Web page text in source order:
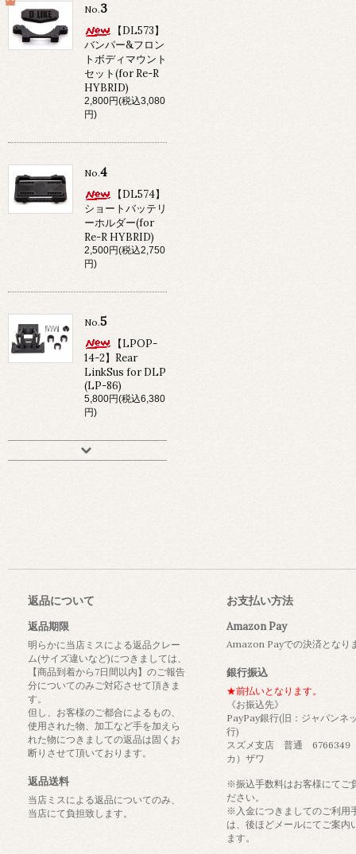
No.3
【DL573】
バンパー&フロン
トボディマウント
セット(for Re-R
HYBRID)
2,800円(税込3,080
円)
No.4
【DL574】
ショートバッテリ
ーホルダー(for
Re-R HYBRID)
2,500円(税込2,750
円)
No.5
【LPOP-
14-2】Rear
LinkSus for DLP
(LP-86)
5,800円(税込6,380
円)
返品について
返品期限
明らかに当店ミスによる返品クレー
ム(サイズ違いなど)につきましては、
【商品到着から7日間以内】のご報告
分についてのみご対応させて頂きま
す。
但し、お客様のご都合によるもの、
使用された物、加工など手を加えら
れた物につきましての返品は固くお
断りさせて頂いております。
返品送料
当店ミスによる返品についてのみ、
当店にて負担致します。
お支払い方法
Amazon Pay
Amazon Payでの決済となり
銀行振込
★前払いとなります。
《お振込先》
PayPay銀行(旧：ジャパンネ
行)
スズメ支店 普通 6766349
カ）ザワ
※振込手数料はお客様にてご
ださい。
※入金につきましてのご利用
は、後ほどメールにてご案内
ます。